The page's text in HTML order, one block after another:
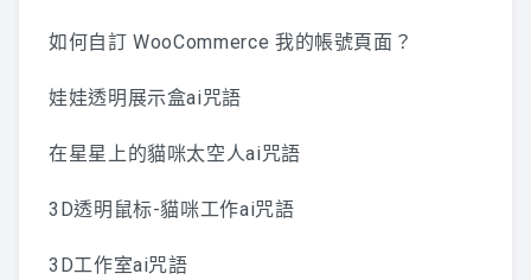
如何自訂 WooCommerce 我的帳號頁面？
娃娃透明展示盒ai咒語
在星星上的貓咪太空人ai咒語
3D透明鼠标-貓咪工作ai咒語
3D工作室ai咒語